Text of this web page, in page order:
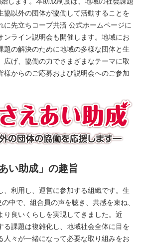
協以外の団体が協働して活動することを
に先立ちコープ共済 公式ホームページに
ンライン説明会も開催します。地域にお
題の解決のために地域の多様な団体と生
広げ、協働の力でさまざまなテーマに取
様からのご応募および説明会へのご参加
い助成」の趣旨
、利用し、運営に参加する組織です。生
中で、組合員の声を聴き、共感を束ね、
り良いくらしを実現してきました。近
る課題は複雑化し、地域社会全体に目を
人々が一緒になって必要な取り組みをお